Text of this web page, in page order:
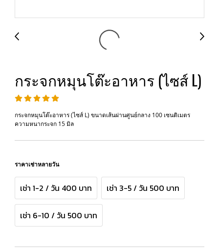
กระจกหมุนโต๊ะอาหาร (ไซส์ L)
กระจกหมุนโต๊ะอาหาร (ไซส์ L) ขนาดเส้นผ่านศูนย์กลาง 100 เซนติเมตร
ความหนากระจก 15 มิล
ราคาเช่าหลายวัน
เช่า 1-2 / วัน 400 บาท เช่า 3-5 / วัน 500 บาท
เช่า 6-10 / วัน 500 บาท